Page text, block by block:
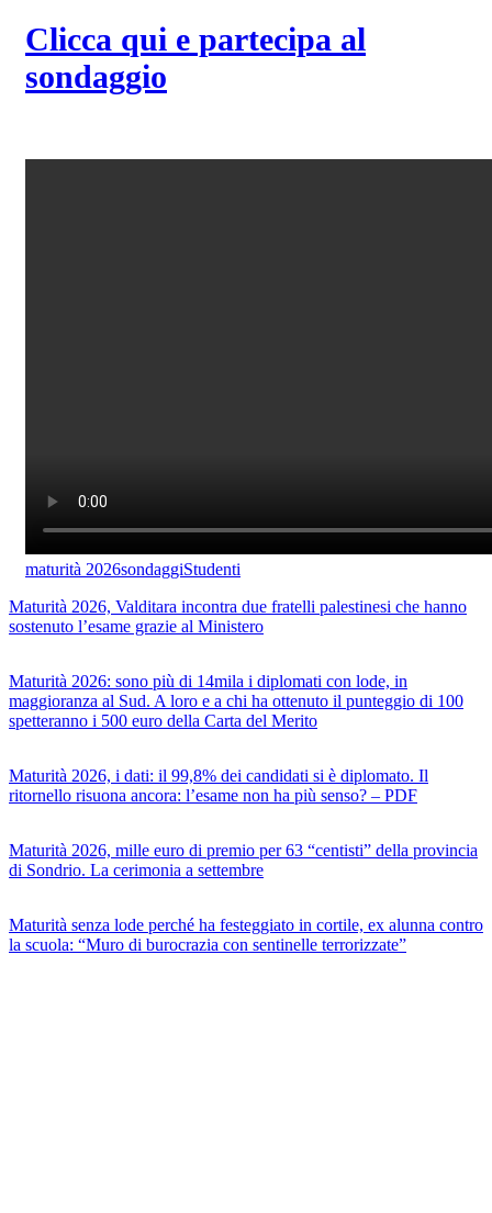
Clicca qui e partecipa al
sondaggio
maturità 2026sondaggiStudenti
Maturità 2026, Valditara incontra due fratelli palestinesi che hanno
sostenuto l’esame grazie al Ministero
Maturità 2026: sono più di 14mila i diplomati con lode, in
maggioranza al Sud. A loro e a chi ha ottenuto il punteggio di 100
spetteranno i 500 euro della Carta del Merito
Maturità 2026, i dati: il 99,8% dei candidati si è diplomato. Il
ritornello risuona ancora: l’esame non ha più senso? – PDF
Maturità 2026, mille euro di premio per 63 “centisti” della provincia
di Sondrio. La cerimonia a settembre
Maturità senza lode perché ha festeggiato in cortile, ex alunna contro
la scuola: “Muro di burocrazia con sentinelle terrorizzate”